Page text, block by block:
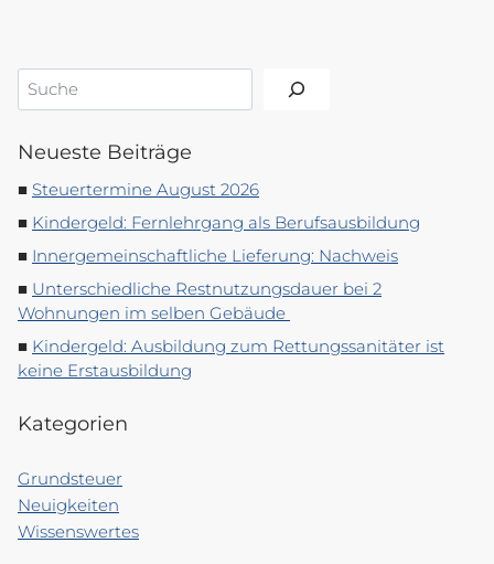
Suchen
Neueste Beiträge
Steuertermine August 2026
Kindergeld: Fernlehrgang als Berufsausbildung
Innergemeinschaftliche Lieferung: Nachweis
Unterschiedliche Restnutzungsdauer bei 2
Wohnungen im selben Gebäude
Kindergeld: Ausbildung zum Rettungssanitäter ist
keine Erstausbildung
Kategorien
Grundsteuer
Neuigkeiten
Wissenswertes